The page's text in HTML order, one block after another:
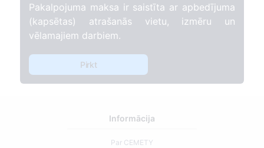
Pakalpojuma maksa ir saistīta ar apbedījuma
(kapsētas) atrašanās vietu, izmēru un
vēlamajiem darbiem.
Pirkt
Informācija
Par CEMETY